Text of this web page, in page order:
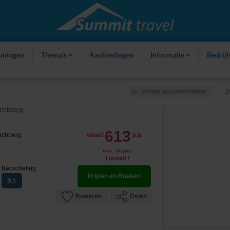
Thema's Aanbiedingen Informatie
vanaf 613 p.p.
incl. skipas
( januari )
Prijzen en Boeken
Bewaren Delen
Beoordeling:
9,1